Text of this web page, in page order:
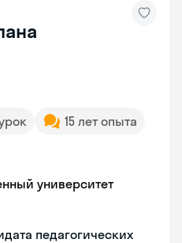
15 лет опыта
университет
педагогических